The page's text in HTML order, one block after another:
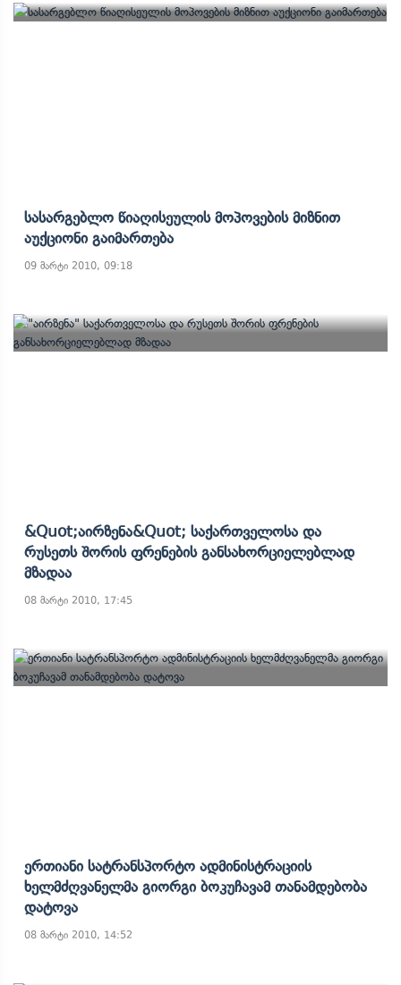
Სასარგებლო Წიაღისეულის Მოპოვების Მიზნით
Აუქციონი Გაიმართება
09 მარტი 2010, 09:18
&quot;აირზენა&quot; Საქართველოსა Და
Რუსეთს Შორის Ფრენების Განსახორციელებლად
Მზადაა
08 მარტი 2010, 17:45
Ერთიანი Სატრანსპორტო Ადმინისტრაციის
Ხელმძღვანელმა Გიორგი Ბოკუჩავამ Თანამდებობა
Დატოვა
08 მარტი 2010, 14:52